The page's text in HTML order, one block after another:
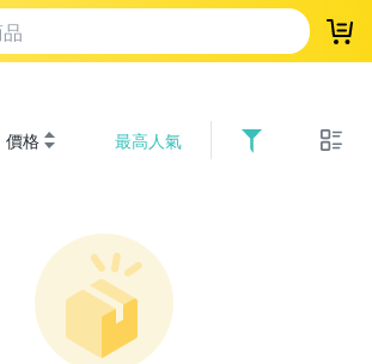
登
價格 最高人氣